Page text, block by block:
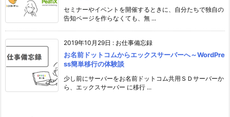
セミナーやイベントを開催するときに、自分たちで独自の
告知ページを作らなくても、無 ...
2019年10月29日 : お仕事備忘録
お名前ドットコムからエックスサーバーへ～WordPre
ss簡単移行の体験談
少し前にサーバーをお名前ドットコム共用ＳＤサーバーか
ら、エックスサーバー に移行 ...